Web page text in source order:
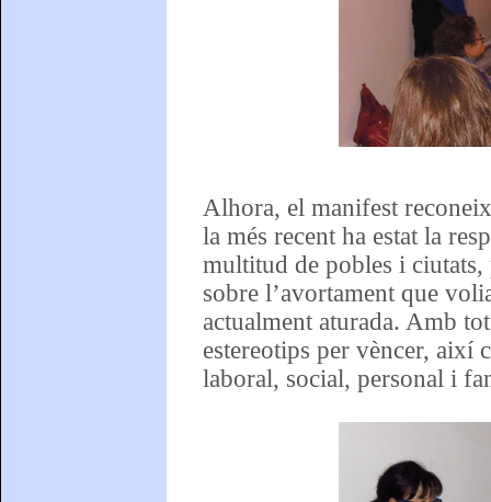
Alhora, el manifest
la més recent ha estat la
multitud de pobles i
sobre l’avortament que
actualment aturada. Amb
estereotips per vèncer, així
laboral, social, personal i